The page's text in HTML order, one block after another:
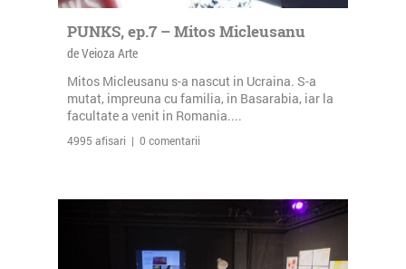
PUNKS, ep.7 – Mitos Micleusanu
de Veioza Arte
Mitos Micleusanu s-a nascut in Ucraina. S-a
mutat, impreuna cu familia, in Basarabia, iar la
facultate a venit in Romania....
4995 afisari | 0 comentarii